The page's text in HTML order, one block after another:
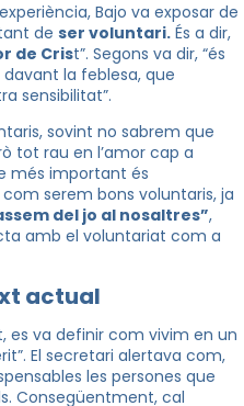
Bajo va exposar de
de ser voluntari. És a dir,
de Crist”. Segons va dir, “és
la feblesa, que
sensibilitat”.
sovint no sabrem que
tot rau en l’amor cap a
més important és
serem bons voluntaris, ja
del jo al nosaltres”,
amb el voluntariat com a
actual
es va definir com vivim en un
El secretari alertava com,
les persones que
Consegüentment, cal